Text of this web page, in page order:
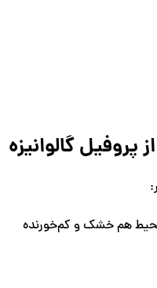
گالوانیزه
هم خشک و کم‌خورنده